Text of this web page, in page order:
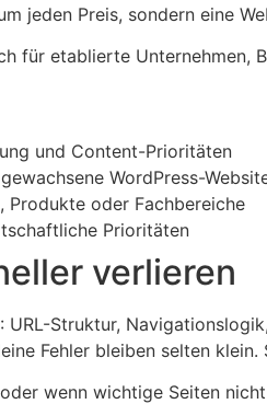
jeden Preis, sondern eine
für etablierte Unternehmen,
und Content-Prioritäten
WordPress-
Produkte oder Fachbereiche
Prioritäten
verlieren
Struktur,
Fehler bleiben selten
wenn wichtige Seiten